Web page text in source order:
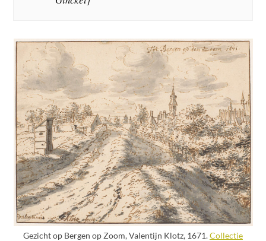
Gezicht op Bergen op Zoom, Valentijn Klotz, 1671.Collectie